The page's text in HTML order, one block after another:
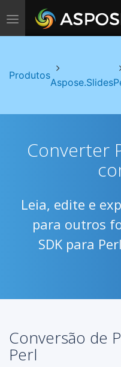
Alternar navegação
Produtos
Aspose.Slides
Converter
Leia, edite e
para outros
SDK para
Conversão de
Perl